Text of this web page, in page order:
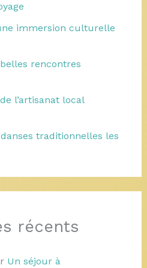
immersion culturelle
rencontres
l’artisanat local
traditionnelles les
récents
Un séjour à